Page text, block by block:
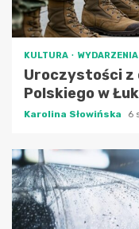
KULTURA WYDARZENIA
Uroczystości z
Polskiego w
Karolina Słowińska 6